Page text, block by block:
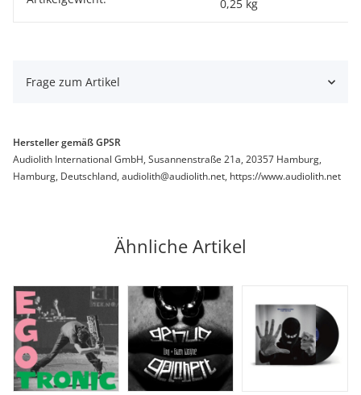
0,25 kg
Frage zum Artikel
Hersteller gemäß GPSR
Audiolith International GmbH, Susannenstraße 21a, 20357 Hamburg,
Hamburg, Deutschland, audiolith@audiolith.net, https://www.audiolith.net
Ähnliche Artikel